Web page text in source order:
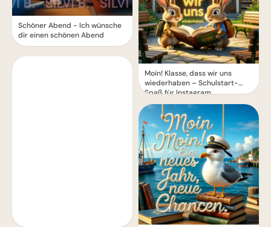
Schöner Abend - Ich wünsche
dir einen schönen Abend
Moin! Klasse, dass wir uns
wiederhaben – Schulstart-
Spaß für Instagram